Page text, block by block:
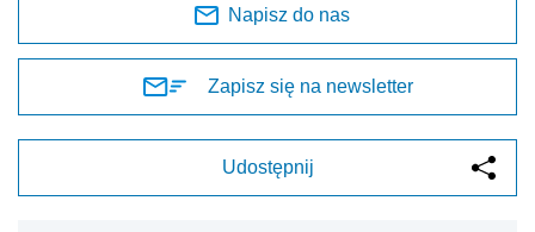
Napisz do nas
Zapisz się na newsletter
Udostępnij